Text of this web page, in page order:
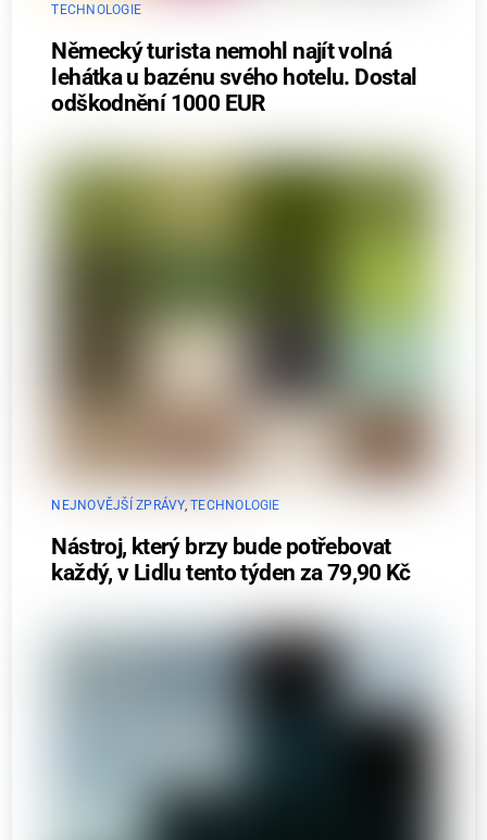
TECHNOLOGIE
Německý turista nemohl najít volná
lehátka u bazénu svého hotelu. Dostal
odškodnění 1000 EUR
NEJNOVĚJŠÍ ZPRÁVY,TECHNOLOGIE
Nástroj, který brzy bude potřebovat
každý, v Lidlu tento týden za 79,90 Kč